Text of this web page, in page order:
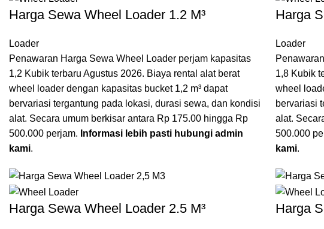
Harga Sewa Wheel Loader 1.2 M³
Loader
Penawaran Harga Sewa Wheel Loader perjam kapasitas
1,2 Kubik terbaru Agustus 2026. Biaya rental alat berat
wheel loader dengan kapasitas bucket 1,2 m³ dapat
bervariasi tergantung pada lokasi, durasi sewa, dan kondisi
alat. Secara umum berkisar antara Rp 175.00 hingga Rp
500.000 perjam. Informasi lebih pasti hubungi admin
kami.
Harga
Loader
1,8 Kubik
wheel
bervariasi
alat.
500.000
kami.
Harga Sewa Wheel Loader 2.5 M³ Harga